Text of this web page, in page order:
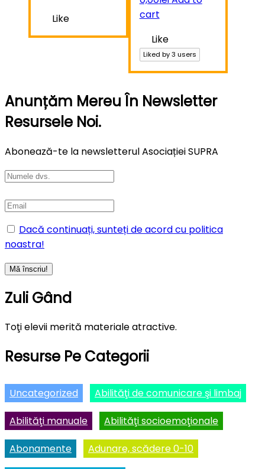
Like
cart
Like
Liked by3 users
Anunțăm Mereu În Newsletter
Resursele Noi.
Abonează-te la newsletterul Asociației SUPRA
Dacă continuați, sunteți de acord cu politica
noastra!
Zuli Gând
Toţi elevii merită materiale atractive.
Resurse Pe Categorii
Uncategorized Abilităţi de comunicare şi limbaj
Abilităţi manuale Abilităţi socioemoţionale
Abonamente Adunare, scădere 0-10